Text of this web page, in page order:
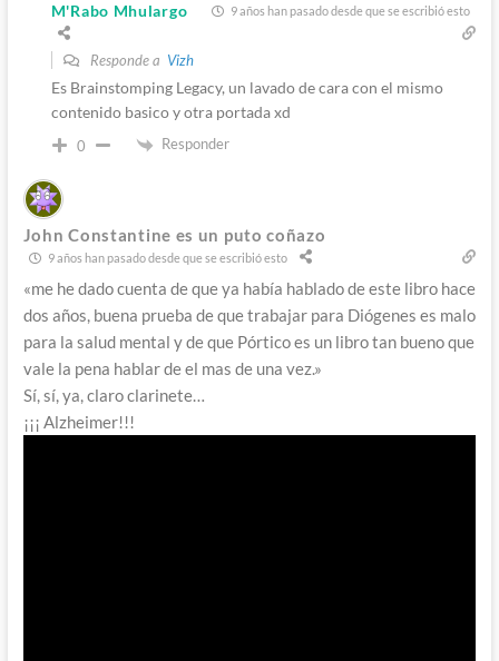
M'Rabo Mhulargo 9 años han pasado desde que se escribió esto
Responde a Vizh
Es Brainstomping Legacy, un lavado de cara con el mismo
contenido basico y otra portada xd
0 Responder
John Constantine es un puto coñazo
9 años han pasado desde que se escribió esto
«me he dado cuenta de que ya había hablado de este libro hace
dos años, buena prueba de que trabajar para Diógenes es malo
para la salud mental y de que Pórtico es un libro tan bueno que
vale la pena hablar de el mas de una vez.»
Sí, sí, ya, claro clarinete…
¡¡¡ Alzheimer!!!